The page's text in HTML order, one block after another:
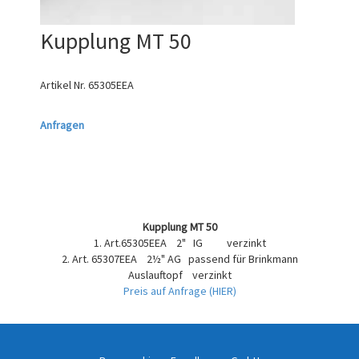
Kupplung MT 50
Artikel Nr. 65305EEA
Anfragen
Kupplung MT 50
1. Art.65305EEA 2" IG verzinkt
2. Art. 65307EEA 2½" AG passend für Brinkmann
Auslauftopf verzinkt
Preis auf Anfrage (HIER)